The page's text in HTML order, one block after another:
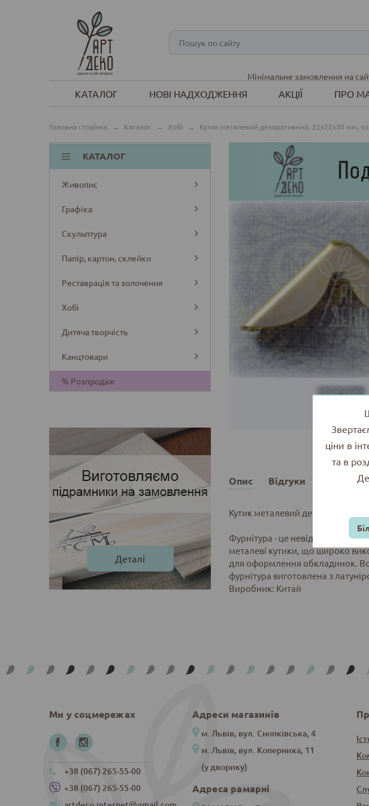
Мінімальне замовлення на
КАТАЛОГ НОВІ НАДХОДЖЕННЯ АКЦІЇ ПРО
Головна сторінка → Каталог → Хобі → Кутик металевий декоративний, 22х22х30 мм,
КАТАЛОГ
Живопис
Графіка
Скульптура
Папір, картон, склейки
Реставрація та золочення
Хобі
Дитяча творчість
Канцтовари
% Розпродаж
Деталі
Опис Відгуки
Кутик металевий декоративний,
Фурнітура - це невід'ємний
металеві кутики, що широко
для оформлення обкладинок.
фурнітура виготовлена з
Виробник: Китай
Ми у соцмережах
+38 (067) 265-55-00
+38 (067) 265-55-00
Адреси магазинів
м. Львів, вул. Снопківська, 4
м. Львів, вул. Коперника, 11
(у дворику)
Адреса рамарні
ціни в
та в